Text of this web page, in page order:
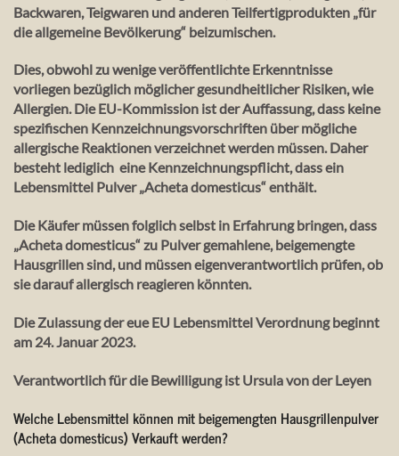
Backwaren, Teigwaren und anderen Teilfertigprodukten „für
die allgemeine Bevölkerung“ beizumischen.
Dies, obwohl zu wenige veröffentlichte Erkenntnisse
vorliegen bezüglich möglicher gesundheitlicher Risiken, wie
Allergien. Die EU-Kommission ist der Auffassung, dass keine
spezifischen Kennzeichnungsvorschriften über mögliche
allergische Reaktionen verzeichnet werden müssen. Daher
besteht lediglich eine Kennzeichnungspflicht, dass ein
Lebensmittel Pulver „Acheta domesticus“ enthält.
Die Käufer müssen folglich selbst in Erfahrung bringen, dass
„Acheta domesticus“ zu Pulver gemahlene, beigemengte
Hausgrillen sind, und müssen eigenverantwortlich prüfen, ob
sie darauf allergisch reagieren könnten.
Die Zulassung der eue EU Lebensmittel Verordnung beginnt
am 24. Januar 2023.
Verantwortlich für die Bewilligung ist Ursula von der Leyen
Welche Lebensmittel können mit beigemengten Hausgrillenpulver
(Acheta domesticus) Verkauft werden?